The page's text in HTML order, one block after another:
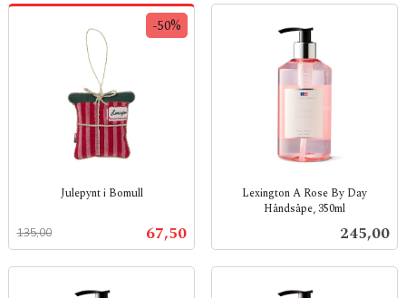
Julepynt i Bomull
Tilbud
67,50
135,00
-50%
Lexington A Rose By Day
Håndsåpe, 350ml
Pris
245,00